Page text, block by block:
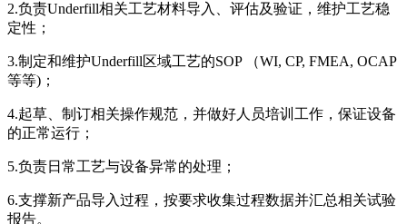
2.负责Underfill相关工艺材料导入、评估及验证，维护工艺稳
定性；
3.制定和维护Underfill区域工艺的SOP （WI, CP, FMEA, OCAP
等等)；
4.起草、制订相关操作规范，并做好人员培训工作，保证设备
的正常运行；
5.负责日常工艺与设备异常的处理；
6.支撑新产品导入过程，按要求收集过程数据并汇总相关试验
报告。